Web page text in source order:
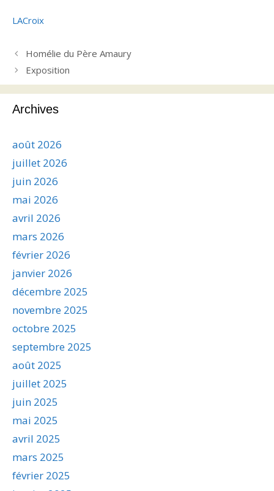
LACroix
Homélie du Père Amaury
Exposition
Archives
août 2026
juillet 2026
juin 2026
mai 2026
avril 2026
mars 2026
février 2026
janvier 2026
décembre 2025
novembre 2025
octobre 2025
septembre 2025
août 2025
juillet 2025
juin 2025
mai 2025
avril 2025
mars 2025
février 2025